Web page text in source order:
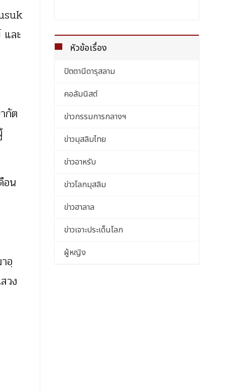
และ
กัต
อน
อฺ
วง
หัวข้อเรื่อง
ปัตตานีดารุสลาม
คอลัมนิสต์
ข่าวกรรมการกลางฯ
ข่าวมุสลิมไทย
ข่าวอาหรับ
ข่าวโลกมุสลิม
ข่าวฮาลาล
ข่าวเจาะประเด็นโลก
ผู้หญิง